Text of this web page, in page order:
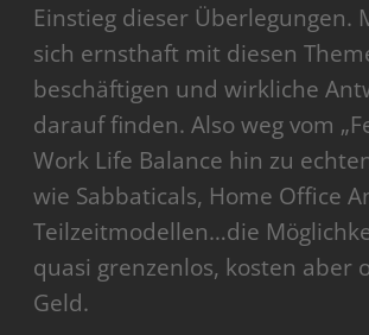
Einstieg dieser Überlegungen.
sich ernsthaft mit diesen
beschäftigen und wirkliche
darauf finden. Also weg vom
Work Life Balance hin zu
wie Sabbaticals, Home Office
Teilzeitmodellen…die
quasi grenzenlos, kosten aber
Geld.